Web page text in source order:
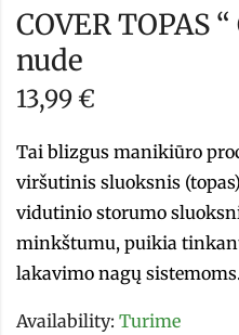
COVER TOPAS
nude
13,99 €
Tai blizgus manikiūro
viršutinis sluoksnis
vidutinio storumo
minkštumu, puikia
lakavimo nagų sistemoms.
Availability: Turime